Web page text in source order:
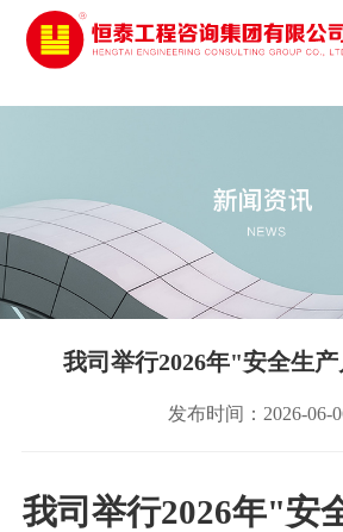
太阳城娱乐
我司举行2026年"安全生
发布时间：2026-06-
我司举行2026年"安